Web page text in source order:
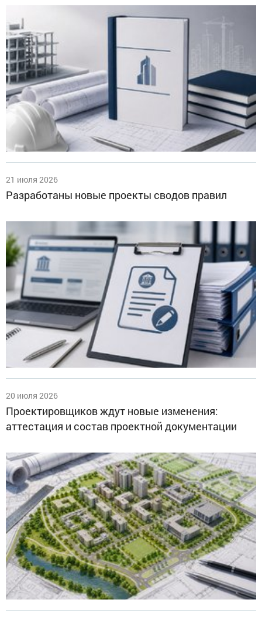
21 июля 2026
Разработаны новые проекты сводов правил
20 июля 2026
Проектировщиков ждут новые изменения:
аттестация и состав проектной документации